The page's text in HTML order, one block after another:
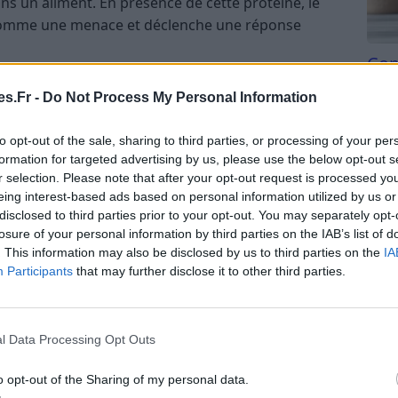
- Do Not Process My Personal Information
opt-out of the sale, sharing to third parties, or processing of your
for targeted advertising by us, please use the below opt-out
selection. Please note that after your opt-out request is processed
interest-based ads based on personal information utilized by us
to third parties prior to your opt-out. You may separately
of your personal information by third parties on the IAB’s list of
This information may also be disclosed by us to third parties on the
Participants that may further disclose it to other third parties.
Data Processing Opt Outs
opt-out of the Sharing of my personal data.
une menace et déclenche une réponse
(bactéries, virus, parasites) ou par la
ces agents. Le corps réagit aux substances
sans intervention du système immunitaire
chaque cas diffèrent :
immunitaire hypersensible. Lors de la première
produit des anticorps appelés IgE. Lors de
reconnaissent l’allergène et déclenchent la
comme l’histamine, provoquant les
Tri
du